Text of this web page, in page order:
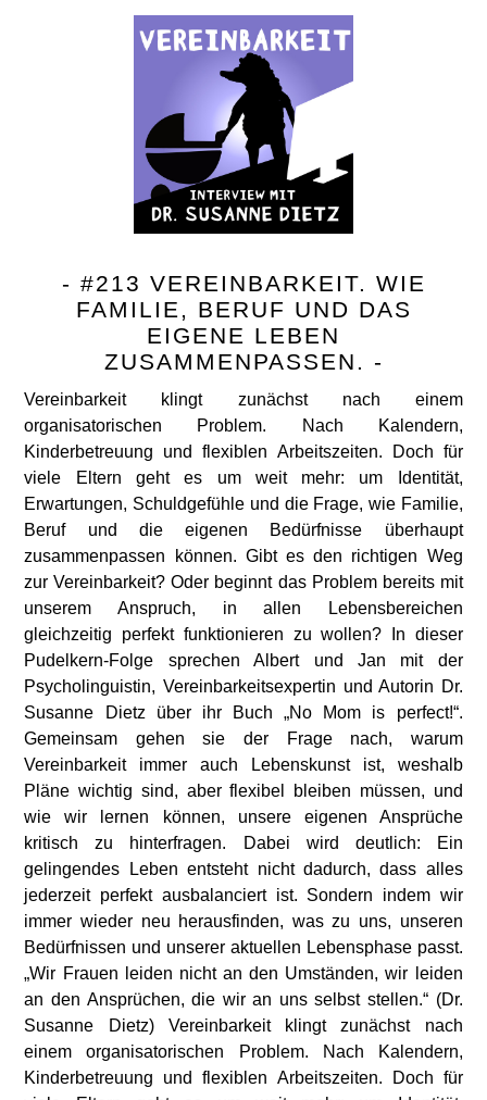
- #213 VEREINBARKEIT. WIE
FAMILIE, BERUF UND DAS
EIGENE LEBEN
ZUSAMMENPASSEN. -
Vereinbarkeit klingt zunächst nach einem
organisatorischen Problem. Nach Kalendern,
Kinderbetreuung und flexiblen Arbeitszeiten. Doch für
viele Eltern geht es um weit mehr: um Identität,
Erwartungen, Schuldgefühle und die Frage, wie Familie,
Beruf und die eigenen Bedürfnisse überhaupt
zusammenpassen können. Gibt es den richtigen Weg
zur Vereinbarkeit? Oder beginnt das Problem bereits mit
unserem Anspruch, in allen Lebensbereichen
gleichzeitig perfekt funktionieren zu wollen? In dieser
Pudelkern-Folge sprechen Albert und Jan mit der
Psycholinguistin, Vereinbarkeitsexpertin und Autorin Dr.
Susanne Dietz über ihr Buch „No Mom is perfect!“.
Gemeinsam gehen sie der Frage nach, warum
Vereinbarkeit immer auch Lebenskunst ist, weshalb
Pläne wichtig sind, aber flexibel bleiben müssen, und
wie wir lernen können, unsere eigenen Ansprüche
kritisch zu hinterfragen. Dabei wird deutlich: Ein
gelingendes Leben entsteht nicht dadurch, dass alles
jederzeit perfekt ausbalanciert ist. Sondern indem wir
immer wieder neu herausfinden, was zu uns, unseren
Bedürfnissen und unserer aktuellen Lebensphase passt.
„Wir Frauen leiden nicht an den Umständen, wir leiden
an den Ansprüchen, die wir an uns selbst stellen.“ (Dr.
Susanne Dietz) Vereinbarkeit klingt zunächst nach
einem organisatorischen Problem. Nach Kalendern,
Kinderbetreuung und flexiblen Arbeitszeiten. Doch für